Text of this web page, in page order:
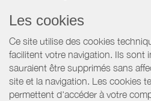
Les cookies
Ce site utilise des cookies
facilitent votre navigation. Ils sont
sauraient être supprimés sans
site et la navigation. Les cookies
permettent d'accéder à votre